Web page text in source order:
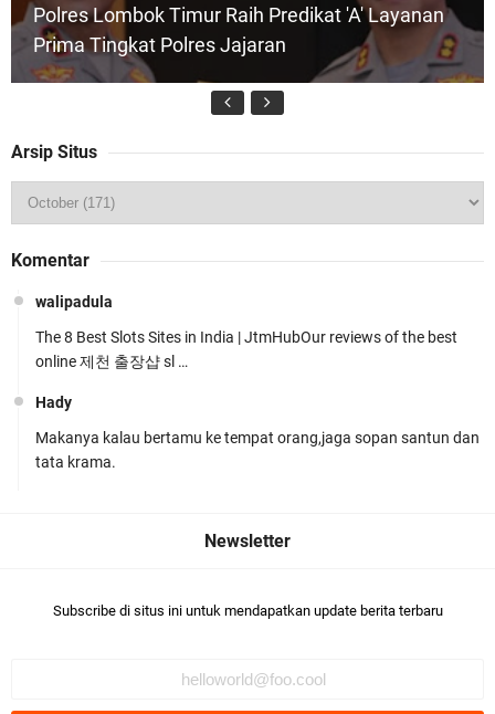
Polres Lombok Timur Raih Predikat 'A' Layanan
Prima Tingkat Polres Jajaran
Wilayah Lombok Tengah
Kapolsek Gunungsari Resmi Diganti ,AKP Imran
Ditlantas Polda NTB Edukasi Tertib Berlalu di
Pelajar SMPN 1 Gerung
Arsip Situs
Komentar
walipadula
The 8 Best Slots Sites in India | JtmHubOur reviews of the best
online 제천 출장샵 sl …
Hady
Makanya kalau bertamu ke tempat orang,jaga sopan santun dan
tata krama.
Subscribe di situs ini untuk mendapatkan update berita terbaru